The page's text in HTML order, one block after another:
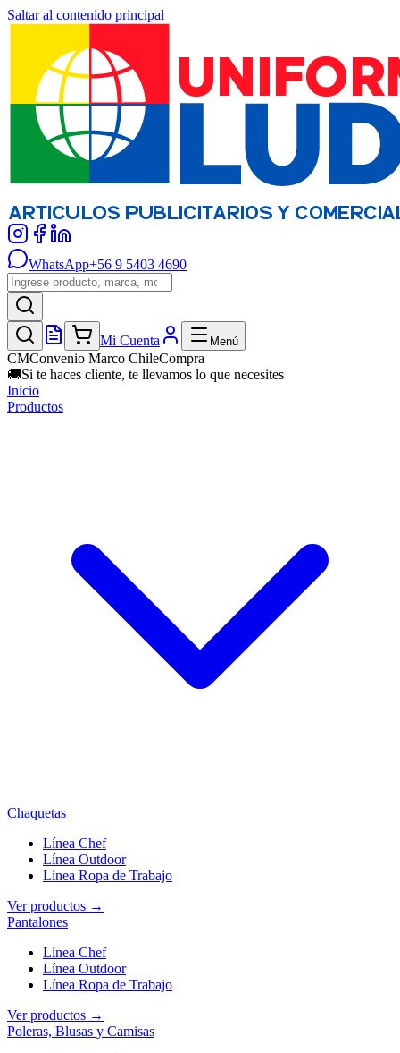
Saltar al contenido principal
WhatsApp+56 9 5403 4690
Mi Cuenta Menú
CMConvenio Marco ChileCompra
🚚Si te haces cliente, te llevamos lo que necesites
Inicio
Productos
Chaquetas
Línea Chef
Línea Outdoor
Línea Ropa de Trabajo
Ver productos →
Pantalones
Línea Chef
Línea Outdoor
Línea Ropa de Trabajo
Ver productos →
Poleras, Blusas y Camisas